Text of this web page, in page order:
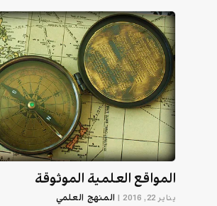
المواقع العلمية الموثوقة
يناير 22, 2016 | المنهج العلمي